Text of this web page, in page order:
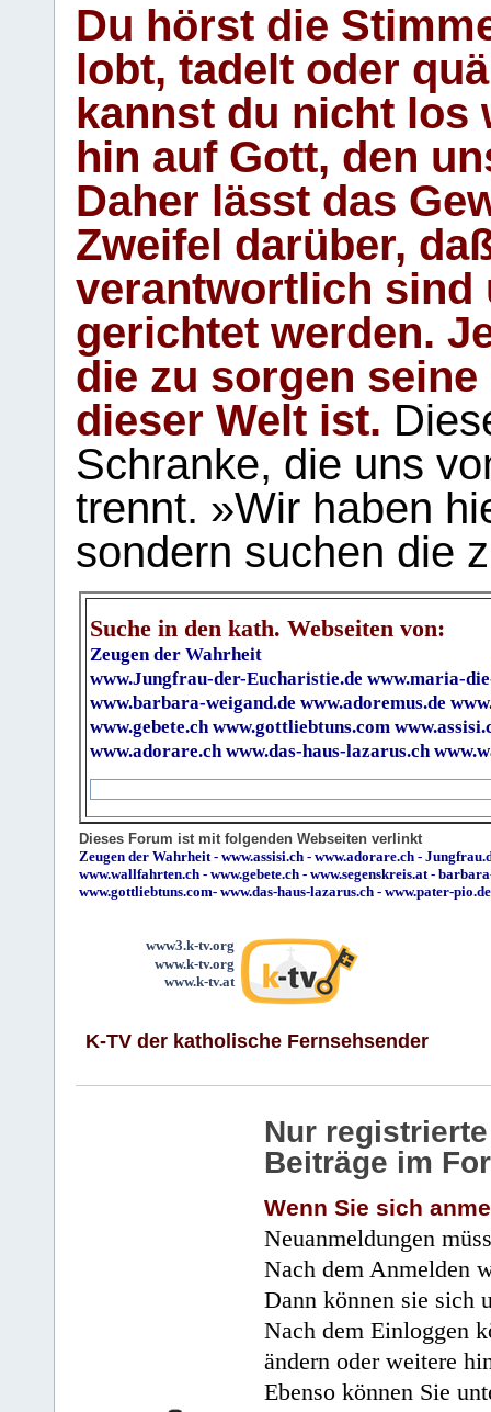
Du hörst die
lobt, tadelt oder
kannst du nicht los
hin auf Gott, den
Daher lässt das
Zweifel darüber,
verantwortlich sind
gerichtet werden.
die zu sorgen
dieser Welt ist.
Schranke, die uns
trennt. »Wir haben
sondern suchen die
Suche in den kath. Webseiten von:
Zeugen der Wahrheit
www.Jungfrau-der-Eucharistie.de www.maria-
www.barbara-weigand.de www.adoremus.de
www.gebete.ch www.gottliebtuns.com
www.adorare.ch www.das-haus-lazarus.ch
Dieses Forum ist mit folgenden Webseiten verlinkt
Zeugen der Wahrheit- www.assisi.ch - www.adorare.ch -
www.wallfahrten.ch - www.gebete.ch - www.segenskreis.at-
www.gottliebtuns.com- www.das-haus-lazarus.ch - www.pater-pio.de
www3.k-tv.org
www.k-tv.org
www.k-tv.at
K-TV der katholische Fernsehsender
Nur
Beiträge im
Wenn Sie sich
Neuanmeldungen
Nach dem Anmelden
Dann können sie sich
Nach dem Einloggen
ändern oder weitere
Ebenso können Sie